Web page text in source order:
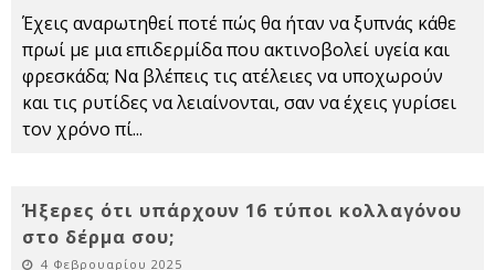
Έχεις αναρωτηθεί ποτέ πώς θα ήταν να ξυπνάς κάθε
πρωί με μια επιδερμίδα που ακτινοβολεί υγεία και
φρεσκάδα; Να βλέπεις τις ατέλειες να υποχωρούν
και τις ρυτίδες να λειαίνονται, σαν να έχεις γυρίσει
τον χρόνο πί...
Ήξερες ότι υπάρχουν 16 τύποι κολλαγόνου
στο δέρμα σου;
4 Φεβρουαρίου 2025